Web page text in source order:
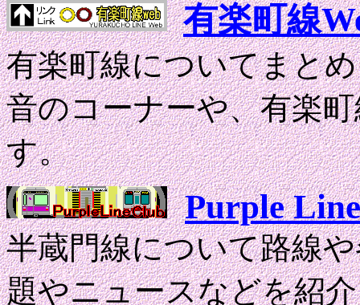
有楽町線
有楽町線についてまと
音のコーナーや、有楽
す。
Purple
半蔵門線について路線
題やニュースなどを紹